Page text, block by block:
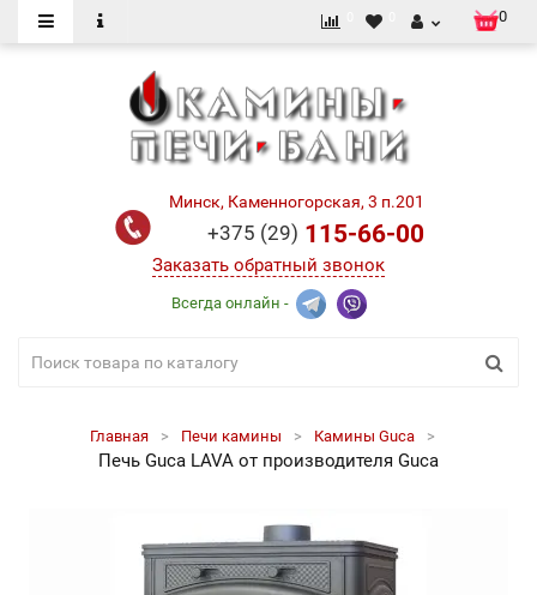
0
Минск, Каменногорская, 3 п.201
+375 (29) 115-66-00
Заказать обратный звонок
Всегда онлайн -
Главная Печи камины Камины Guca
Печь Guca LAVA от производителя Guca